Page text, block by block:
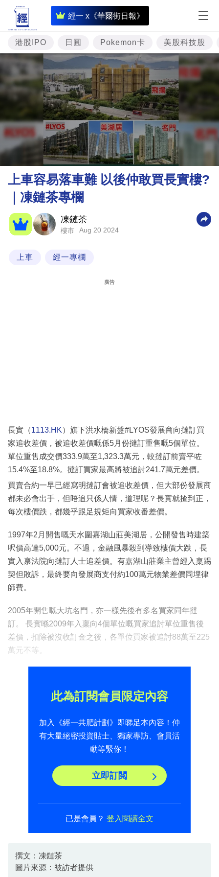
經一 x《華爾街日報》
即
時
財
經
專
題
投
資
樓
市
理
財
商
業
科
區
港股IPO 日圓 Pokemon卡 美股科技股
上車容易落車難 以後仲敢買長實樓?
｜凍鏈茶專欄
凍鏈茶
樓市 Aug 20 2024
上車 經一專欄
廣告
長實（1113.HK）旗下洪水橋新盤#LYOS發展商向撻訂買
家追收差價，被追收差價嘅係5月份撻訂重售嘅5個單位。
單位重售成交價333.9萬至1,323.3萬元，較撻訂前賣平咗
15.4%至18.8%。撻訂買家最高將被追討241.7萬元差價。
買賣合約一早已經寫明撻訂會被追收差價，但大部份發展商
都未必會出手，但唔追只係人情，道理呢？長實就揸到正，
每次樓價跌，都幾乎跟足規矩向買家收番差價。
1997年2月開售嘅天水圍嘉湖山莊美湖居，公開發售時建築
呎價高達5,000元。不過，金融風暴殺到導致樓價大跌，長
實入禀法院向撻訂人士追差價。有嘉湖山莊業主曾經入稟踢
契但敗訴，最終要向發展商支付約100萬元物業差價同埋律
師費。
2005年開售嘅大坑名門，亦一樣先後有多名買家同年撻
訂。 長實喺2009年入稟向4個單位嘅買家追討單位重售後
差價，扣除被沒收訂金之後，各單位買家被追討88萬至225
萬元不等。
此為訂閱會員限定內容
加入《經一共肥計劃》即睇足本內容！仲
有大量絕密投資貼士、獨家專訪、會員活
動等緊你！
立即訂閲
已是會員？ 登入閱讀全文
撰文：凍鏈茶
圖片來源：被訪者提供